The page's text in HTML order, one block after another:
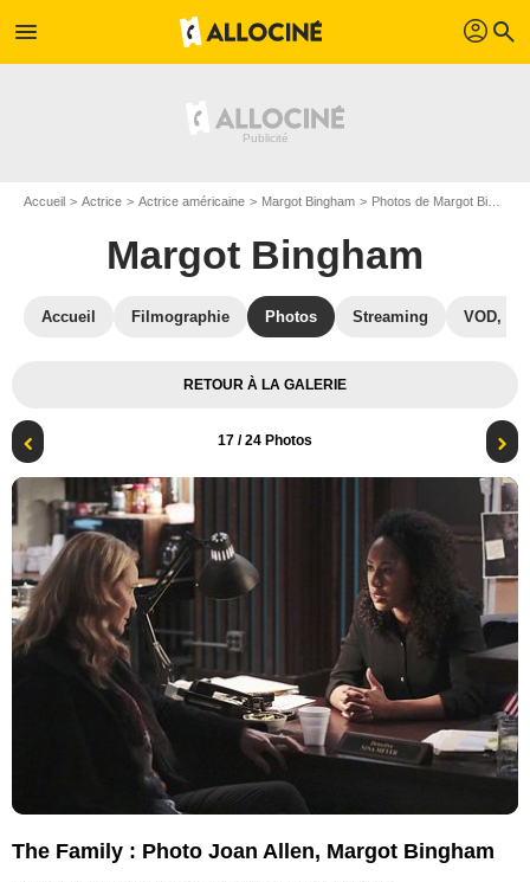
menu profil search
Accueil Actrice Actrice américaine Margot Bingham Photos de Margot Bingham
Margot Bingham
Accueil Filmographie Photos Streaming VOD,
RETOUR À LA GALERIE
17 / 24 Photos
The Family : Photo Joan Allen, Margot Bingham